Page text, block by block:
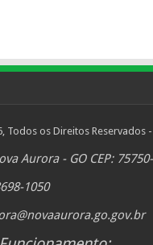
Todos os Direitos Reservados
Aurora - GO CEP:
1050